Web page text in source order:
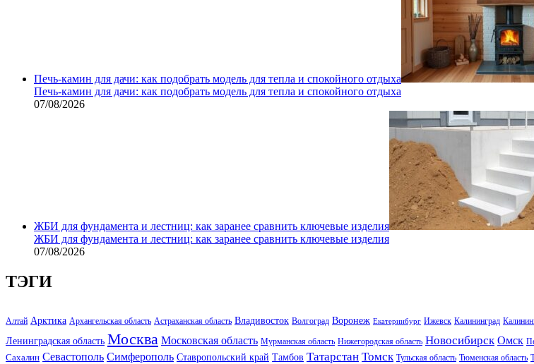
Печь-камин для дачи: как подобрать модель для тепла и спокойного отдыха
Печь-камин для дачи: как подобрать модель для тепла и спокойного отдыха
07/08/2026
ЖБИ для фундамента и лестниц: как заранее сравнить ключевые изделия
ЖБИ для фундамента и лестниц: как заранее сравнить ключевые изделия
07/08/2026
ТЭГИ
Алтай Арктика Архангельская область Астраханская область Владивосток Волгоград Воронеж Екатеринбург Ижевск Калининград
Ленинградская область Москва Московская область Мурманская область Нижегородская область Новосибирск Омск
Сахалин Севастополь Симферополь Ставропольский край Тамбов Татарстан Томск Тульская область Тюменская область